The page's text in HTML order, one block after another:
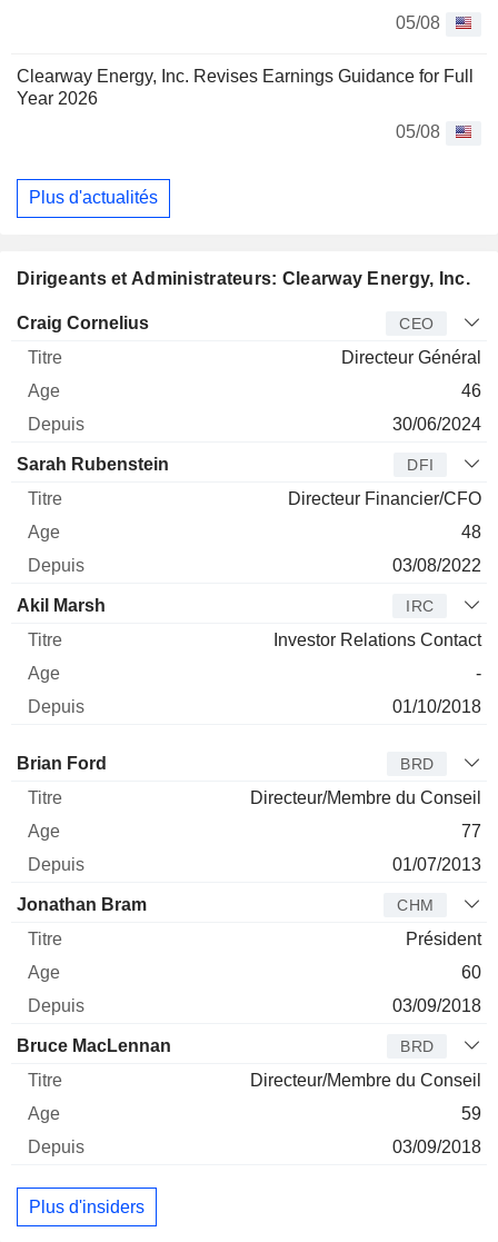
05/08
Clearway Energy, Inc. Revises Earnings Guidance for Full
Year 2026
05/08
Plus d'actualités
Dirigeants et Administrateurs: Clearway Energy, Inc.
Dirigeant Titre Age
Craig Cornelius CEO
Directeur Général
46
30/06/2024
Sarah Rubenstein DFI
Directeur Financier/CFO
48
03/08/2022
Akil Marsh IRC
Investor Relations Contact
-
01/10/2018
Administrateur
Brian Ford BRD
Directeur/Membre du Conseil
77
01/07/2013
Jonathan Bram CHM
Président
60
03/09/2018
Bruce MacLennan BRD
Directeur/Membre du Conseil
59
03/09/2018
Plus d'insiders